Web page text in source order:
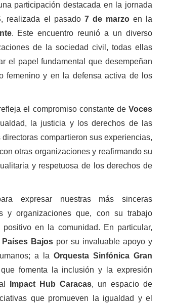
participación destacada en la jornada
, realizada el pasado 7 de marzoen la
. Este encuentro reunió a un diverso
de la sociedad civil, todas ellas
el papel fundamental que desempeñan
femenino y en la defensa activa de los
el compromiso constante deVoces
la justicia y los derechos de las
compartieron sus experiencias,
otras organizaciones y reafirmando su
y respetuosa de los derechos de
expresar nuestras más sinceras
y organizaciones que, con su trabajo
en la comunidad. En particular,
Bajospor su invaluable apoyo y
a la Orquesta Sinfónica Gran
fomenta la inclusión y la expresión
Impact Hub Caracas, un espacio de
que promueven la igualdad y el